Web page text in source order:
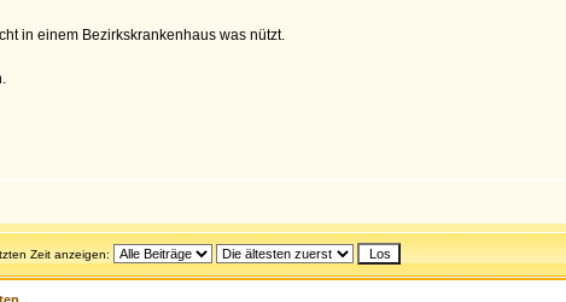
in einem Bezirkskrankenhaus was nützt.
Zeit anzeigen: